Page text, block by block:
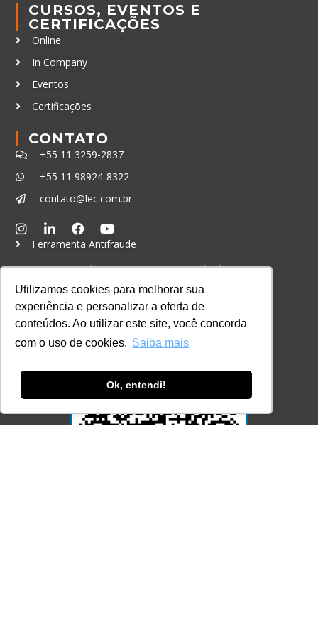
Utilizamos cookies para melhorar sua
experiência e personalizar a oferta de
conteúdos. Ao utilizar este site, você concorda
com o uso de cookies. Saiba mais
Ok, entendi!
CURSOS, EVENTOS E
CERTIFICAÇÕES
Online
In Company
Eventos
Certificações
CONTATO
+55 11 3259-2837
+55 11 98924-8322
contato@lec.com.br
Ferramenta Antifraude
Consulte aqui o cadastro da Instituição no
Sistema e-MEC